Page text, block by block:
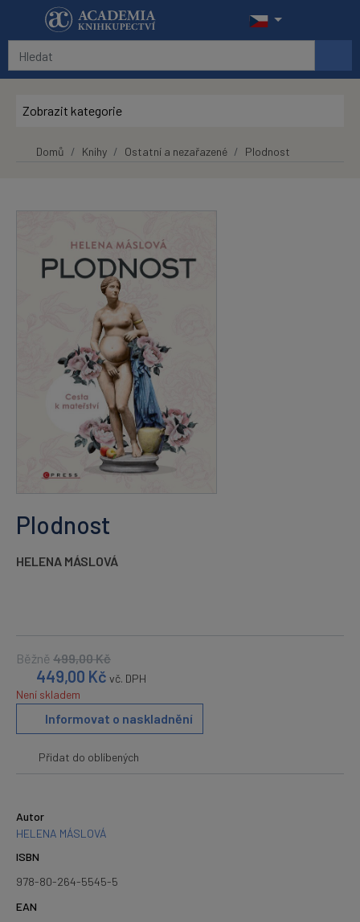
Přeskočit na hlavní obsah
Zobrazit kategorie
Domů Knihy Ostatní a nezařazené Plodnost
Plodnost
HELENA MÁSLOVÁ
Běžně 499,00Kč
449,00 Kč vč. DPH
Není skladem
Informovat o naskladnění
Přidat do oblíbených
Autor
HELENA MÁSLOVÁ
ISBN
978-80-264-5545-5
EAN